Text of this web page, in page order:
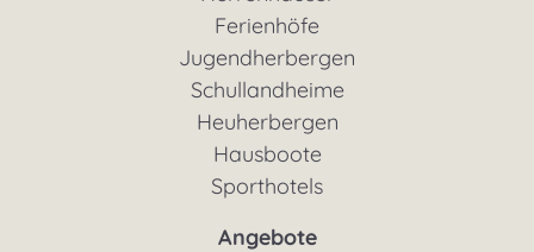
Ferienhöfe
Jugendherbergen
Schullandheime
Heuherbergen
Hausboote
Sporthotels
Angebote